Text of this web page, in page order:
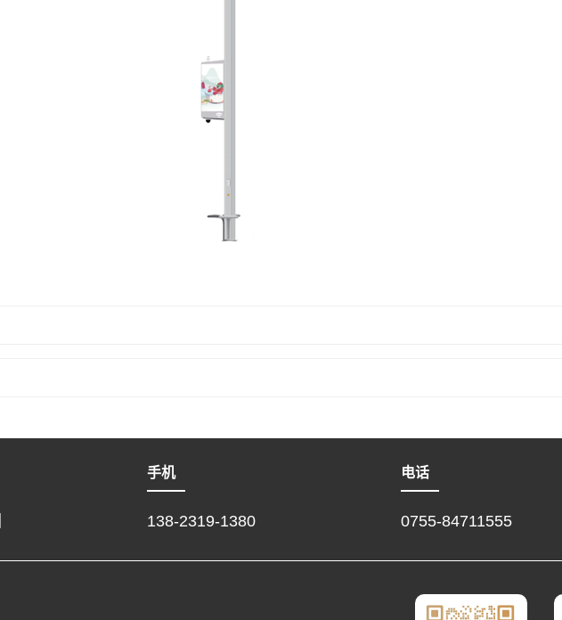
手机
138-2319-1380
电话
0755-84711555